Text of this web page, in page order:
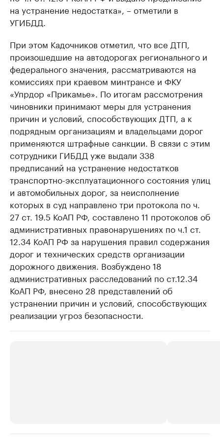
на устранение недостатка», – отметили в
УГИБДД.
При этом Кадочников отметил, что все ДТП,
произошедшие на автодорогах регионального и
федерального значения, рассматриваются на
комиссиях при краевом минтрансе и ФКУ
«Упрдор «Прикамье». По итогам рассмотрения
чиновники принимают меры для устранения
причин и условий, способствующих ДТП, а к
подрядным организациям и владельцами дорог
применяются штрафные санкции. В связи с этим
сотрудники ГИБДД уже выдали 338
предписаний на устранение недостатков
транспортно-эксплуатационного состояния улиц
и автомобильных дорог, за неисполнение
которых в суд направлено три протокола по ч.
27 ст. 19.5 КоАП РФ, составлено 11 протоколов об
административных правонарушениях по ч.1 ст.
12.34 КоАП РФ за нарушения правил содержания
дорог и технических средств организации
дорожного движения. Возбуждено 18
административных расследований по ст.12.34
КоАП РФ, внесено 28 представлений об
устранении причин и условий, способствующих
реализации угроз безопасности.